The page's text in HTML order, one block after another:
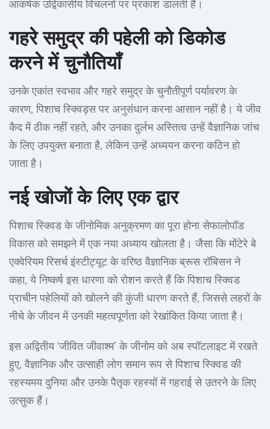
आकर्षक उद्विकासीय विचलनों पर प्रकाश डालती है।
गहरे समुद्र की पहेली को डिकोड
करने में चुनौतियाँ
उनके एकांत स्वभाव और गहरे समुद्र के चुनौतीपूर्ण पर्यावरण के
कारण, पिशाच स्क्विड्स पर अनुसंधान करना आसान नहीं है। ये जीव
कैद में ठीक नहीं रहते, और उनका दुर्लभ अस्तित्व उन्हें वैज्ञानिक जांच
के लिए उपयुक्त बनाता है, लेकिन उन्हें अध्ययन करना कठिन हो
जाता है।
नई खोजों के लिए एक द्वार
पिशाच स्क्विड के जीनोमिक अनुक्रमण का पूरा होना सेफालोपॉड
विकास को समझने में एक नया अध्याय खोलता है। जैसा कि मोंटेरे बे
एक्वेरियम रिसर्च इंस्टीट्यूट के वरिष्ठ वैज्ञानिक ब्रूस रॉबिसन ने
कहा, ये निष्कर्ष इस धारणा को रोशन करते हैं कि पिशाच स्क्विड
प्राचीन पहेलियों को खोलने की कुंजी धारण करते हैं, जिससे लहरों के
नीचे के जीवन में उनकी महत्वपूर्णता को रेखांकित किया जाता है।
इस अद्वितीय ‘जीवित जीवाश्म’ के जीनोम को अब स्पॉटलाइट में रखते
हुए, वैज्ञानिक और उत्साही लोग समान रूप से पिशाच स्क्विड की
रहस्यमय दुनिया और उनके पैतृक रहस्यों में गहराई से उतरने के लिए
उत्सुक हैं।